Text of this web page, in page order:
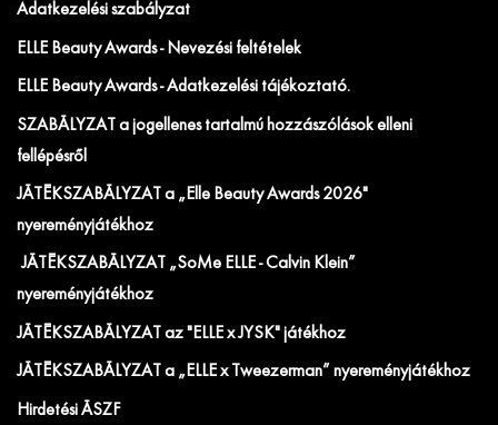
Adatkezelési szabályzat
ELLE Beauty Awards - Nevezési feltételek
ELLE Beauty Awards - Adatkezelési tájékoztató.
SZABÁLYZAT a jogellenes tartalmú hozzászólások elleni
fellépésről
JÁTÉKSZABÁLYZAT a „Elle Beauty Awards 2026"
nyereményjátékhoz
JÁTÉKSZABÁLYZAT „SoMe ELLE - Calvin Klein”
nyereményjátékhoz
JÁTÉKSZABÁLYZAT az "ELLE x JYSK" játékhoz
JÁTÉKSZABÁLYZAT a „ELLE x Tweezerman” nyereményjátékhoz
Hirdetési ÁSZF